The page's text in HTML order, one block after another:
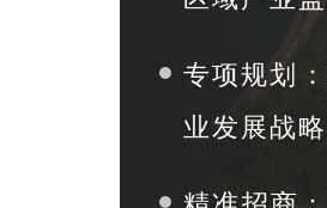
专项规划
业发展战